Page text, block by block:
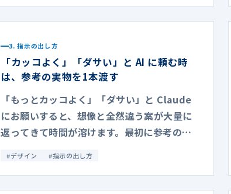
3. 指示の出し方
「カッコよく」「ダサい」と AI に頼む時
は、参考の実物を1本渡す
「もっとカッコよく」「ダサい」と Claude
にお願いすると、想像と全然違う案が大量に
返ってきて時間が溶けます。最初に参考の実
#デザイン #指示の出し方